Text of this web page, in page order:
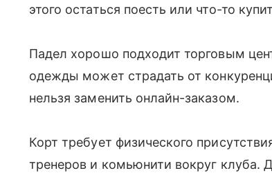
этого остаться поесть или что-то
Падел хорошо подходит торговым
одежды может страдать от
нельзя заменить онлайн-заказом.
Корт требует физического
тренеров и комьюнити вокруг клуба.